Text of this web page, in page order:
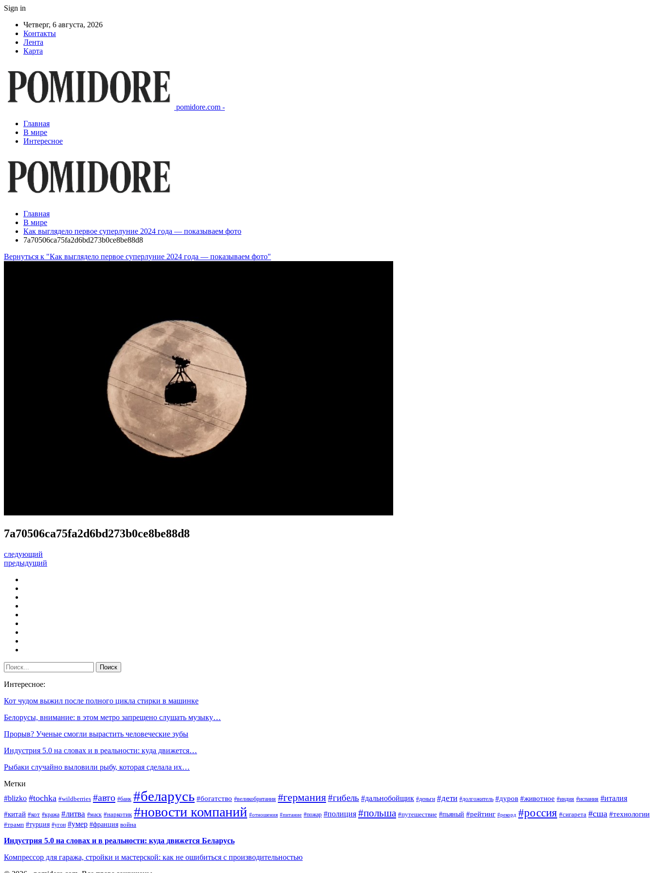
Sign in
Четверг, 6 августа, 2026
Контакты
Лента
Карта
pomidore.com -
Главная
В мире
Интересное
Главная
В мире
Как выглядело первое суперлуние 2024 года — показываем фото
7a70506ca75fa2d6bd273b0ce8be88d8
Вернуться к "Как выглядело первое суперлуние 2024 года — показываем фото"
7a70506ca75fa2d6bd273b0ce8be88d8
следующий
предыдущий
Интересное:
Кот чудом выжил после полного цикла стирки в машинке
Белорусы, внимание: в этом метро запрещено слушать музыку…
Прорыв? Ученые смогли вырастить человеческие зубы
Индустрия 5.0 на словах и в реальности: куда движется…
Рыбаки случайно выловили рыбу, которая сделала их…
Метки
#blizko #tochka #wildberries #авто #банк #беларусь #богатство #великобритания #германия#гибель #дальнобойщик #деньги #дети #долгожитель #дуров #животное #индия #испания #италия
#китай #кот #кража #литва #маск #наркотик #новости компаний #отношения #питание #пожар #полиция #польша #путешествие #пьяный #рейтинг #рекорд #россия #сигарета #сша #технологии
#трамп #турция #угон #умер #франция война
Индустрия 5.0 на словах и в реальности: куда движется Беларусь
Компрессор для гаража, стройки и мастерской: как не ошибиться с производительностью